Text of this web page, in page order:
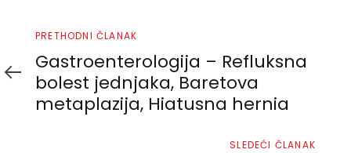
Prethodni
članak
PRETHODNI ČLANAK
Gastroenterologija – Refluksna
bolest jednjaka, Baretova
metaplazija, Hiatusna hernia
SLEDEĆI ČLANAK